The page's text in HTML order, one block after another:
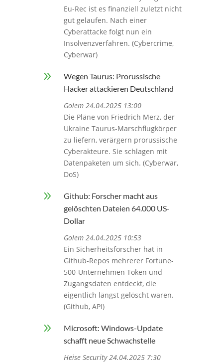
Eu-Rec ist es finanziell zuletzt nicht
gut gelaufen. Nach einer
Cyberattacke folgt nun ein
Insolvenzverfahren. (Cybercrime,
Cyberwar)
9
Wegen Taurus: Prorussische
Hacker attackieren Deutschland
Golem 24.04.2025 13:00
Die Pläne von Friedrich Merz, der
Ukraine Taurus-Marschflugkörper
zu liefern, verärgern prorussische
Cyberakteure. Sie schlagen mit
Datenpaketen um sich. (Cyberwar,
DoS)
9
Github: Forscher macht aus
gelöschten Dateien 64.000 US-
Dollar
Golem 24.04.2025 10:53
Ein Sicherheitsforscher hat in
Github-Repos mehrerer Fortune-
500-Unternehmen Token und
Zugangsdaten entdeckt, die
eigentlich längst gelöscht waren.
(Github, API)
9
Microsoft: Windows-Update
schafft neue Schwachstelle
Heise Security 24.04.2025 7:30